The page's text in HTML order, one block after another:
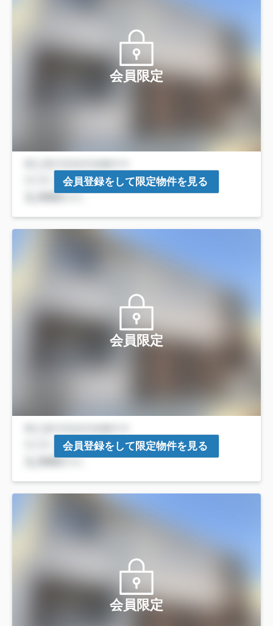
会員限定
会員登録をして限定物件を見る
会員限定
会員登録をして限定物件を見る
会員限定